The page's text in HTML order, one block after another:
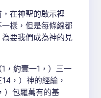
在神聖的啟示裡
樣，但是每條線都
要我們成為神的見
約壹一1，）三一
，）神的經綸，
）包羅萬有的基